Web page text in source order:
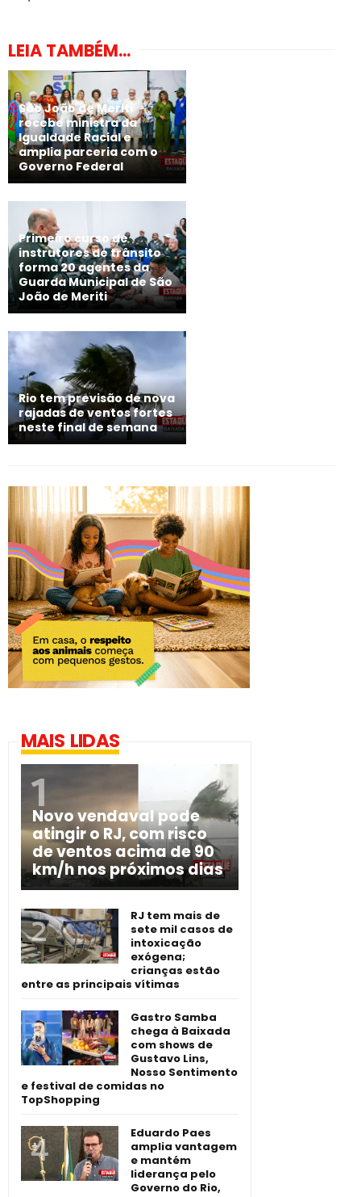
LEIA TAMBÉM...
São João de Meriti
recebe ministra da
Igualdade Racial e
amplia parceria com o
Governo Federal
Primeiro curso de
instrutores de trânsito
forma 20 agentes da
Guarda Municipal de São
João de Meriti
Rio tem previsão de nova
rajadas de ventos fortes
neste final de semana
MAIS LIDAS
Novo vendaval pode
atingir o RJ, com risco
de ventos acima de 90
km/h nos próximos dias
RJ tem mais de
sete mil casos de
intoxicação
exógena;
crianças estão
entre as principais vítimas
Gastro Samba
chega à Baixada
com shows de
Gustavo Lins,
Nosso Sentimento
e festival de comidas no
TopShopping
Eduardo Paes
amplia vantagem
e mantém
liderança pelo
Governo do Rio,